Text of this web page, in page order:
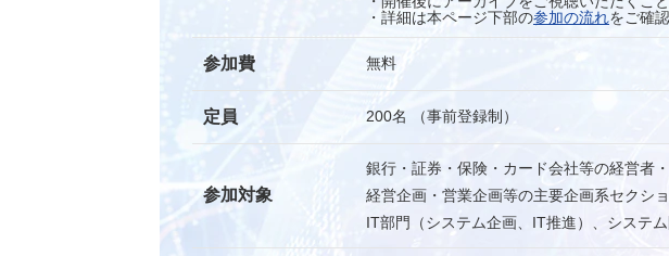
・詳細は本ページ下部の参加の流れをご確
参加費 無料
定員 200名 （事前登録制）
参加対象
銀⾏・証券・保険・カード会社等の経営者
経営企画・営業企画等の主要企画系セクシ
IT部門（システム企画、IT推進）、システ